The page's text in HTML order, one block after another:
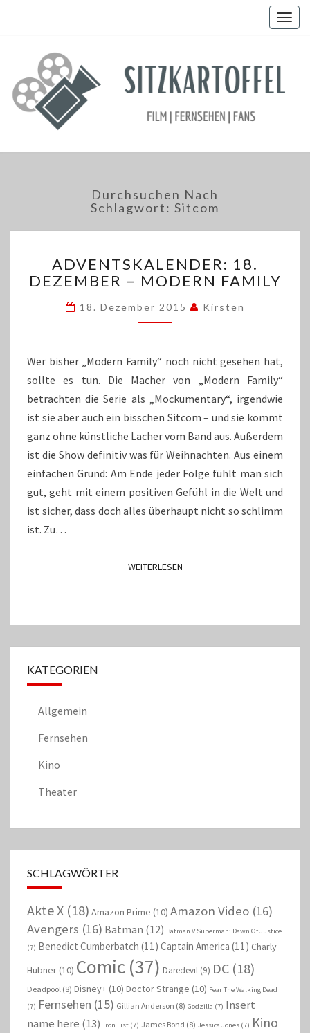
Durchsuchen Nach
Schlagwort: Sitcom
18.
DEZEMBER
MODERN
FAMILY
ADVENTSKALENDER: 18.
DEZEMBER – MODERN FAMILY
18. Dezember 2015 Kirsten
Wer bisher „Modern Family“ noch nicht gesehen hat,
sollte es tun. Die Macher von „Modern Family“
betrachten die Serie als „Mockumentary“, irgendwie
ist sie aber auch ein bisschen Sitcom – und sie kommt
ganz ohne künstliche Lacher vom Band aus. Außerdem
ist die Show definitiv was für Weihnachten. Aus einem
einfachen Grund: Am Ende jeder Folge fühlt man sich
gut, geht mit einem positiven Gefühl in die Welt und
ist sicher, dass doch alles überhaupt nicht so schlimm
ist. Zu…
WEITERLESENWEITERLESEN
KATEGORIEN
Allgemein
Fernsehen
Kino
Theater
SCHLAGWÖRTER
Akte X (18) Amazon Prime (10) Amazon Video (16)
Avengers (16) Batman (12) Batman V Superman: Dawn Of Justice
(7) Benedict Cumberbatch (11) Captain America (11) Charly
Hübner (10) Comic (37) Daredevil (9) DC (18)
Deadpool (8) Disney+ (10) Doctor Strange (10) Fear The Walking Dead
(7) Fernsehen (15) Gillian Anderson (8) Godzilla (7) Insert
name here (13) Iron Fist (7) James Bond (8) Jessica Jones (7) Kino